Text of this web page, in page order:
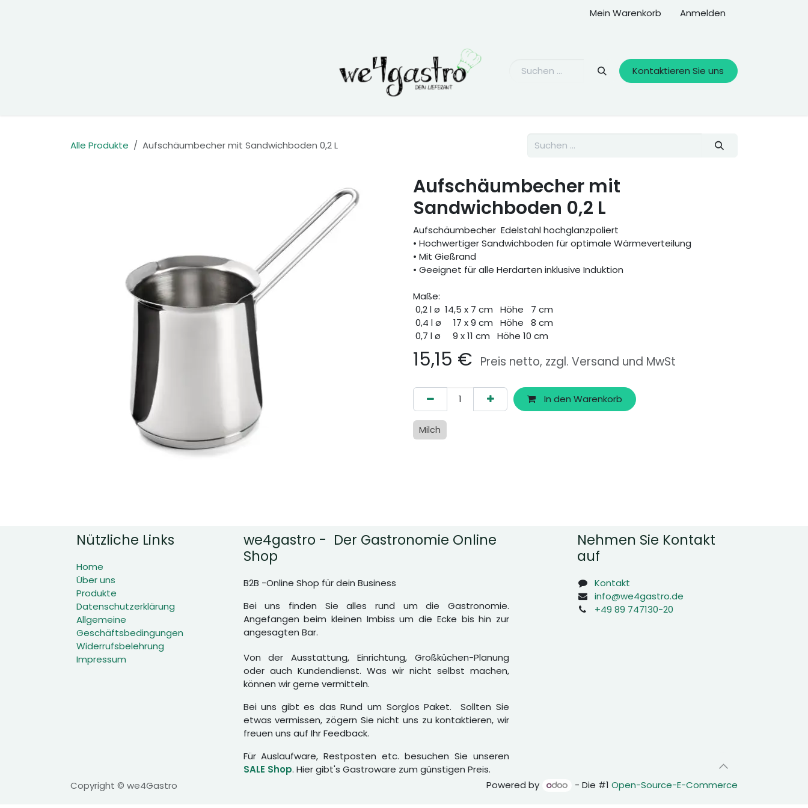
Mein Warenkorb Anmelden
Kontaktieren Sie uns
Alle Produkte Aufschäumbecher mit Sandwichboden 0,2 L
Aufschäumbecher mit
Sandwichboden 0,2 L
Aufschäumbecher Edelstahl hochglanzpoliert
• Hochwertiger Sandwichboden für optimale Wärmeverteilung
• Mit Gießrand
• Geeignet für alle Herdarten inklusive Induktion
Maße:
0,2 l ø 14,5 x 7 cm Höhe 7 cm
0,4 l ø 17 x 9 cm Höhe 8 cm
0,7 l ø 9 x 11 cm Höhe 10 cm
15,15 € Preis netto, zzgl. Versand und MwSt
In den Warenkorb
Milch
Nützliche Links
Home
Über uns
Produkte
Datenschutzerklärung
Allgemeine
Geschäftsbedingungen
Widerrufsbelehrung
Impressum
we4gastro - Der Gastronomie Online
Shop
B2B -Online Shop für dein Business
Bei uns finden Sie alles rund um die Gastronomie.
Angefangen beim kleinen Imbiss um die Ecke bis hin zur
angesagten Bar.
Von der Ausstattung, Einrichtung, Großküchen-Planung
oder auch Kundendienst. Was wir nicht selbst machen,
können wir gerne vermitteln.
Bei uns gibt es das Rund um Sorglos Paket. Sollten Sie
etwas vermissen, zögern Sie nicht uns zu kontaktieren, wir
freuen uns auf Ihr Feedback.
Für Auslaufware, Restposten etc. besuchen Sie unseren
SALE Shop. Hier gibt's Gastroware zum günstigen Preis.
Nehmen Sie Kontakt
auf
Kontakt
info@we4gastro.de
+49 89 747130-20
Copyright © we4Gastro Powered by - Die #1 Open-Source-E-Commerce